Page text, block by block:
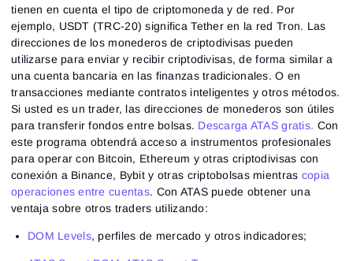
tienen en cuenta el tipo de criptomoneda y de red. Por
ejemplo, USDT (TRC-20) significa Tether en la red Tron. Las
direcciones de los monederos de criptodivisas pueden
utilizarse para enviar y recibir criptodivisas, de forma similar a
una cuenta bancaria en las finanzas tradicionales. O en
transacciones mediante contratos inteligentes y otros métodos.
Si usted es un trader, las direcciones de monederos son útiles
para transferir fondos entre bolsas. Descarga ATAS gratis. Con
este programa obtendrá acceso a instrumentos profesionales
para operar con Bitcoin, Ethereum y otras criptodivisas con
conexión a Binance, Bybit y otras criptobolsas mientras copia
operaciones entre cuentas. Con ATAS puede obtener una
ventaja sobre otros traders utilizando:
DOM Levels, perfiles de mercado y otros indicadores;